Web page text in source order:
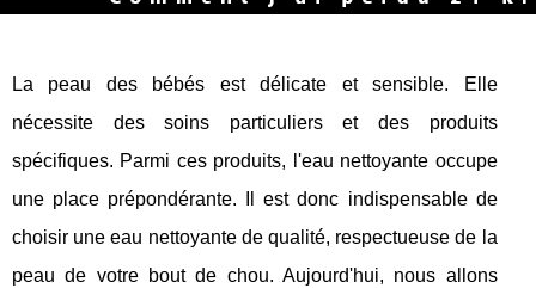
La peau des bébés est délicate et sensible. Elle
nécessite des soins particuliers et des produits
spécifiques. Parmi ces produits, l'eau nettoyante occupe
une place prépondérante. Il est donc indispensable de
choisir une eau nettoyante de qualité, respectueuse de la
peau de votre bout de chou. Aujourd'hui, nous allons